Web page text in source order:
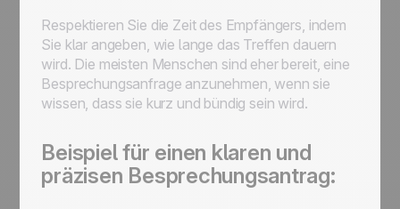
Respektieren Sie die Zeit des Empfängers, indem
Sie klar angeben, wie lange das Treffen dauern
wird. Die meisten Menschen sind eher bereit, eine
Besprechungsanfrage anzunehmen, wenn sie
wissen, dass sie kurz und bündig sein wird.
Beispiel für einen klaren und
präzisen Besprechungsantrag: